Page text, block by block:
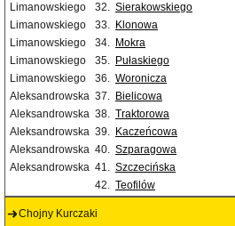
Limanowskiego
32. Sierakowskiego
Limanowskiego
33. Klonowa
Limanowskiego
34. Mokra
Limanowskiego
35. Pułaskiego
Limanowskiego
36. Woronicza
Aleksandrowska 37. Bielicowa
Aleksandrowska 38. Traktorowa
Aleksandrowska 39. Kaczeńcowa
Aleksandrowska 40. Szparagowa
Aleksandrowska 41. Szczecińska
42. Teofilów
Chojny Kurczaki